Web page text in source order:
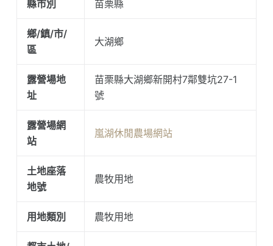
縣市別 苗栗縣
鄉/鎮/市/
區
大湖鄉
露營場地
址
苗栗縣大湖鄉新開村7鄰雙坑27-1
號
露營場網
站
嵐湖休閒農場網站
土地座落
地號
農牧用地
用地類別 農牧用地